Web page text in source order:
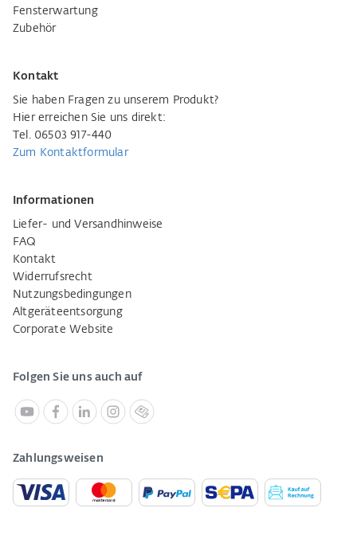
Fensterwartung
Zubehör
Kontakt
Sie haben Fragen zu unserem Produkt?
Hier erreichen Sie uns direkt:
Tel. 06503 917-440
Zum Kontaktformular
Informationen
Liefer- und Versandhinweise
FAQ
Kontakt
Widerrufsrecht
Nutzungsbedingungen
Altgeräteentsorgung
Corporate Website
Folgen Sie uns auch auf
Zahlungsweisen